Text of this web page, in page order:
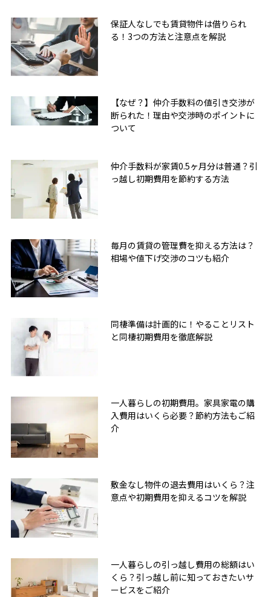
保証人なしでも賃貸物件は借りられ
る！3つの方法と注意点を解説
【なぜ？】仲介手数料の値引き交渉が
断られた！理由や交渉時のポイントに
ついて
仲介手数料が家賃0.5ヶ月分は普通？引
っ越し初期費用を節約する方法
毎月の賃貸の管理費を抑える方法は？
相場や値下げ交渉のコツも紹介
同棲準備は計画的に！やることリスト
と同棲初期費用を徹底解説
一人暮らしの初期費用。家具家電の購
入費用はいくら必要？節約方法もご紹
介
敷金なし物件の退去費用はいくら？注
意点や初期費用を抑えるコツを解説
一人暮らしの引っ越し費用の総額はい
くら？引っ越し前に知っておきたいサ
ービスをご紹介